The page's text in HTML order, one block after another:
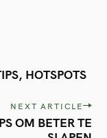
HOTSPOTS
NEXT ARTICLE
OM BETER TE